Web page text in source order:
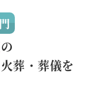
の
葬・葬儀を